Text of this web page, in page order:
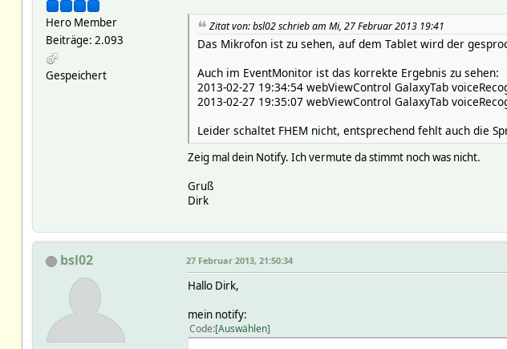
Hero Member
Beiträge: 2.093
Gespeichert
Zitat von: bsl02 schrieb am Mi, 27 Februar 2013 19:41
Das Mikrofon ist zu sehen, auf dem Tablet wird der
Auch im EventMonitor ist das korrekte Ergebnis zu sehen:
2013-02-27 19:34:54 webViewControl GalaxyTab
2013-02-27 19:35:07 webViewControl GalaxyTab
Leider schaltet FHEM nicht, entsprechend fehlt auch die
Zeig mal dein Notify. Ich vermute da stimmt noch was nicht.
Gruß
Dirk
bsl02 27 Februar 2013, 21:50:34
Hallo Dirk,
mein notify:
Code Auswählen